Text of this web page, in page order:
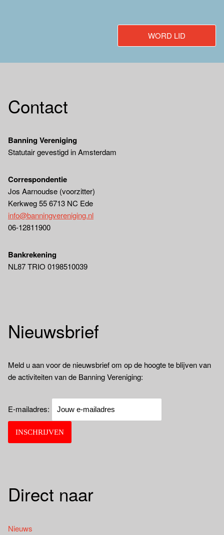
WORD LID
Contact
Banning Vereniging
Statutair gevestigd in Amsterdam
Correspondentie
Jos Aarnoudse (voorzitter)
Kerkweg 55 6713 NC Ede
info@banningvereniging.nl
06-12811900
Bankrekening
NL87 TRIO 0198510039
Nieuwsbrief
Meld u aan voor de nieuwsbrief om op de hoogte te blijven van
de activiteiten van de Banning Vereniging:
E-mailadres:
Direct naar
Nieuws